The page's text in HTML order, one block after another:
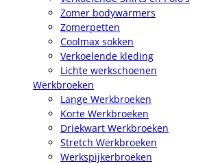
Zomer bodywarmers
Zomerpetten
Coolmax sokken
Verkoelende kleding
Lichte werkschoenen
Werkbroeken
Lange Werkbroeken
Korte Werkbroeken
Driekwart Werkbroeken
Stretch Werkbroeken
Werkspijkerbroeken